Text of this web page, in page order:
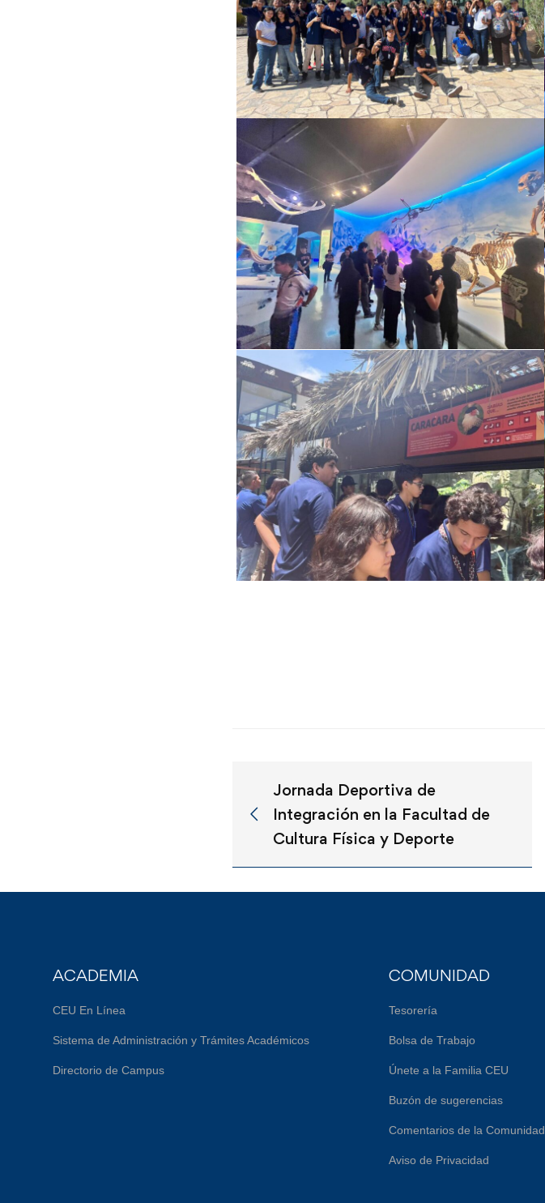
Jornada Deportiva de
Integración en la Facultad de
Cultura Física y Deporte
ACADEMIA
CEU En Línea
Sistema de Administración y Trámites Académicos
Directorio de Campus
COMUNIDAD
Tesorería
Bolsa de Trabajo
Únete a la Familia CEU
Buzón de sugerencias
Comentarios de la Comunidad
Aviso de Privacidad